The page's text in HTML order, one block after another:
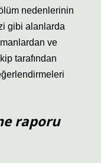
nedenlerinin
gibi alanlarda
ve
tarafından
raporu